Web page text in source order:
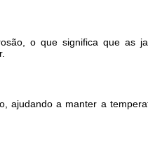
o que significa que as
ajudando a manter a